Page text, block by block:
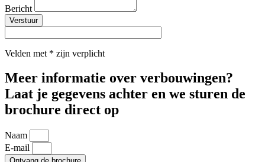
Bericht
Verstuur
Velden met * zijn verplicht
Meer informatie over verbouwingen?
Laat je gegevens achter en we sturen de
brochure direct op
Naam
E-mail